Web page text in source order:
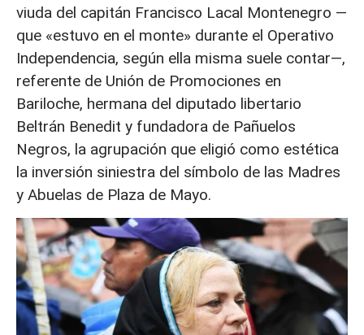
viuda del capitán Francisco Lacal Montenegro —
que «estuvo en el monte» durante el Operativo
Independencia, según ella misma suele contar—,
referente de Unión de Promociones en
Bariloche, hermana del diputado libertario
Beltrán Benedit y fundadora de Pañuelos
Negros, la agrupación que eligió como estética
la inversión siniestra del símbolo de las Madres
y Abuelas de Plaza de Mayo.